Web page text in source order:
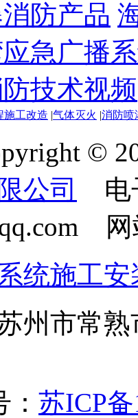
防产品
急广播
技术视频
施工改造 |气体灭火 |消防喷
©
公司
电
统施工
州市常
苏ICP